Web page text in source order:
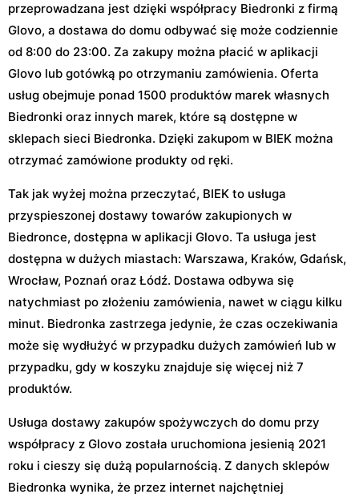
przeprowadzana jest dzięki współpracy Biedronki z firmą
Glovo, a dostawa do domu odbywać się może codziennie
od 8:00 do 23:00. Za zakupy można płacić w aplikacji
Glovo lub gotówką po otrzymaniu zamówienia. Oferta
usług obejmuje ponad 1500 produktów marek własnych
Biedronki oraz innych marek, które są dostępne w
sklepach sieci Biedronka. Dzięki zakupom w BIEK można
otrzymać zamówione produkty od ręki.
Tak jak wyżej można przeczytać, BIEK to usługa
przyspieszonej dostawy towarów zakupionych w
Biedronce, dostępna w aplikacji Glovo. Ta usługa jest
dostępna w dużych miastach: Warszawa, Kraków, Gdańsk,
Wrocław, Poznań oraz Łódź. Dostawa odbywa się
natychmiast po złożeniu zamówienia, nawet w ciągu kilku
minut. Biedronka zastrzega jedynie, że czas oczekiwania
może się wydłużyć w przypadku dużych zamówień lub w
przypadku, gdy w koszyku znajduje się więcej niż 7
produktów.
Usługa dostawy zakupów spożywczych do domu przy
współpracy z Glovo została uruchomiona jesienią 2021
roku i cieszy się dużą popularnością. Z danych sklepów
Biedronka wynika, że przez internet najchętniej